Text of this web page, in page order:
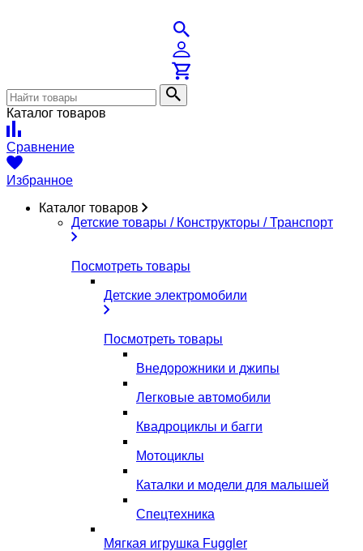
Каталог товаров
Сравнение
Избранное
Каталог товаров
Детские товары / Конструкторы / Транспорт
Посмотреть товары
Детские электромобили
Посмотреть товары
Внедорожники и джипы
Легковые автомобили
Квадроциклы и багги
Мотоциклы
Каталки и модели для малышей
Спецтехника
Мягкая игрушка Fuggler